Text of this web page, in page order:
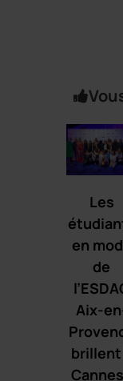
Les
en
de
Aix-
brillent